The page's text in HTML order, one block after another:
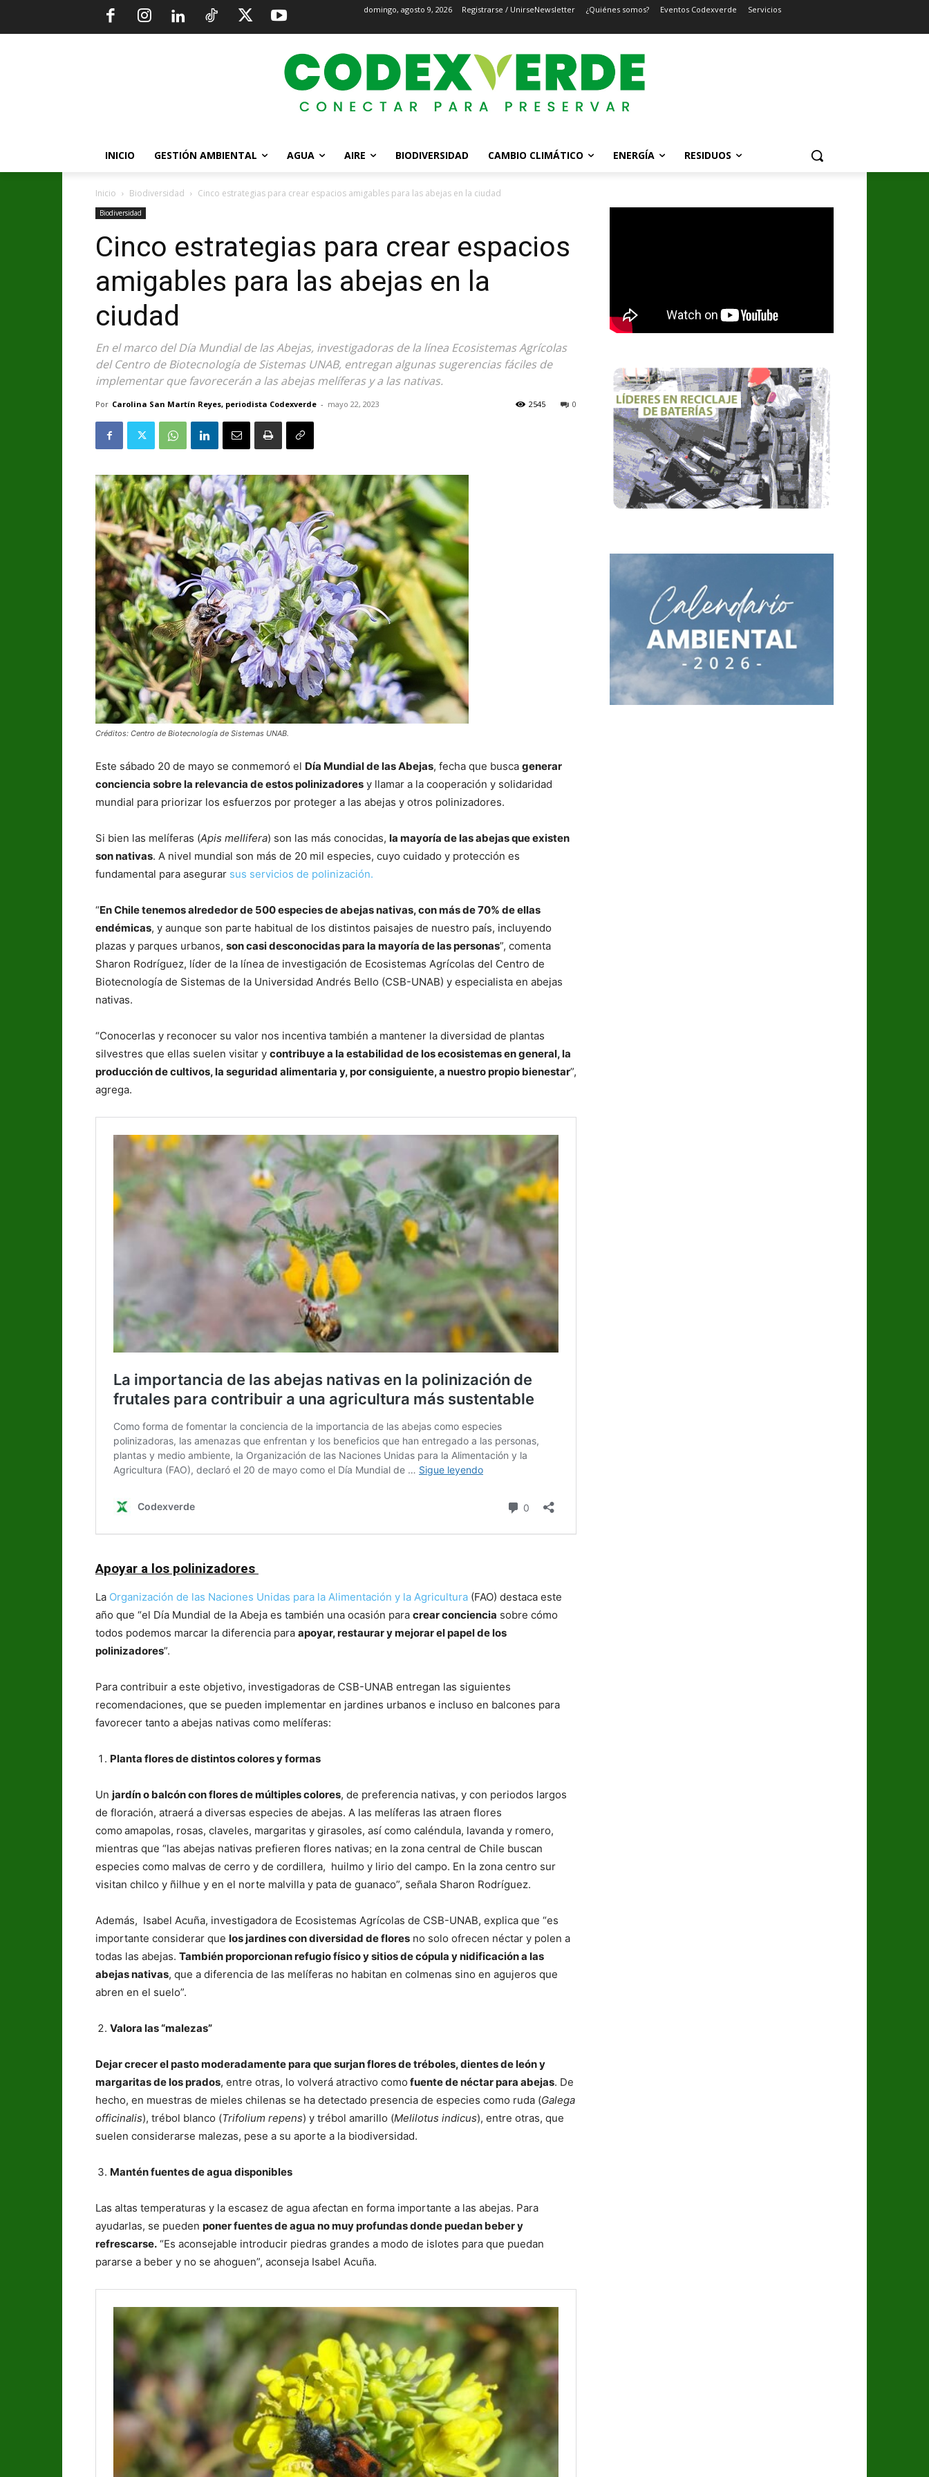
domingo, agosto 9, 2026 Registrarse / UnirseNewsletter ¿Quiénes somos? Eventos Codexverde Servicios
INICIO GESTIÓN AMBIENTAL AGUA AIRE BIODIVERSIDAD CAMBIO CLIMÁTICO ENERGÍA RESIDUOS
Inicio Biodiversidad Cinco estrategias para crear espacios amigables para las abejas en la ciudad
Biodiversidad
Cinco estrategias para crear espacios
amigables para las abejas en la
ciudad
En el marco del Día Mundial de las Abejas, investigadoras de la línea Ecosistemas Agrícolas
del Centro de Biotecnología de Sistemas UNAB, entregan algunas sugerencias fáciles de
implementar que favorecerán a las abejas melíferas y a las nativas.
Por Carolina San Martín Reyes, periodista Codexverde - mayo 22, 2023 0
2545
Créditos: Centro de Biotecnología de Sistemas UNAB.
Este sábado 20 de mayo se conmemoró el Día Mundial de las Abejas, fecha que busca generar
conciencia sobre la relevancia de estos polinizadores y llamar a la cooperación y solidaridad
mundial para priorizar los esfuerzos por proteger a las abejas y otros polinizadores.
Si bien las melíferas (Apis mellifera) son las más conocidas, la mayoría de las abejas que existen
son nativas. A nivel mundial son más de 20 mil especies, cuyo cuidado y protección es
fundamental para asegurar sus servicios de polinización.
“En Chile tenemos alrededor de 500 especies de abejas nativas, con más de 70% de ellas
endémicas, y aunque son parte habitual de los distintos paisajes de nuestro país, incluyendo
plazas y parques urbanos, son casi desconocidas para la mayoría de las personas”, comenta
Sharon Rodríguez, líder de la línea de investigación de Ecosistemas Agrícolas del Centro de
Biotecnología de Sistemas de la Universidad Andrés Bello (CSB-UNAB) y especialista en abejas
nativas.
“Conocerlas y reconocer su valor nos incentiva también a mantener la diversidad de plantas
silvestres que ellas suelen visitar y contribuye a la estabilidad de los ecosistemas en general, la
producción de cultivos, la seguridad alimentaria y, por consiguiente, a nuestro propio bienestar”,
agrega.
Apoyar a los polinizadores
La Organización de las Naciones Unidas para la Alimentación y la Agricultura (FAO) destaca este
año que “el Día Mundial de la Abeja es también una ocasión para crear conciencia sobre cómo
todos podemos marcar la diferencia para apoyar, restaurar y mejorar el papel de los
polinizadores”.
Para contribuir a este objetivo, investigadoras de CSB-UNAB entregan las siguientes
recomendaciones, que se pueden implementar en jardines urbanos e incluso en balcones para
favorecer tanto a abejas nativas como melíferas:
Planta flores de distintos colores y formas
Un jardín o balcón con flores de múltiples colores, de preferencia nativas, y con periodos largos
de floración, atraerá a diversas especies de abejas. A las melíferas las atraen flores
como amapolas, rosas, claveles, margaritas y girasoles, así como caléndula, lavanda y romero,
mientras que “las abejas nativas prefieren flores nativas; en la zona central de Chile buscan
especies como malvas de cerro y de cordillera, huilmo y lirio del campo. En la zona centro sur
visitan chilco y ñilhue y en el norte malvilla y pata de guanaco”, señala Sharon Rodríguez.
Además, Isabel Acuña, investigadora de Ecosistemas Agrícolas de CSB-UNAB, explica que “es
importante considerar que los jardines con diversidad de flores no solo ofrecen néctar y polen a
todas las abejas. También proporcionan refugio físico y sitios de cópula y nidificación a las
abejas nativas, que a diferencia de las melíferas no habitan en colmenas sino en agujeros que
abren en el suelo”.
Valora las “malezas”
Dejar crecer el pasto moderadamente para que surjan flores de tréboles, dientes de león y
margaritas de los prados, entre otras, lo volverá atractivo como fuente de néctar para abejas. De
hecho, en muestras de mieles chilenas se ha detectado presencia de especies como ruda (Galega
officinalis), trébol blanco (Trifolium repens) y trébol amarillo (Melilotus indicus), entre otras, que
suelen considerarse malezas, pese a su aporte a la biodiversidad.
Mantén fuentes de agua disponibles
Las altas temperaturas y la escasez de agua afectan en forma importante a las abejas. Para
ayudarlas, se pueden poner fuentes de agua no muy profundas donde puedan beber y
refrescarse. “Es aconsejable introducir piedras grandes a modo de islotes para que puedan
pararse a beber y no se ahoguen”, aconseja Isabel Acuña.